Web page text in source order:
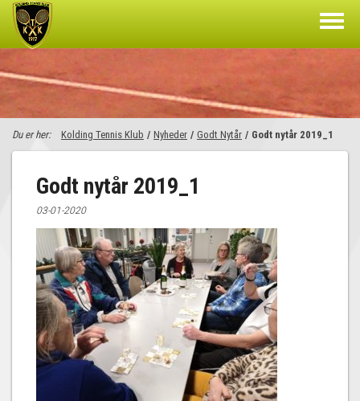
Du er her: Kolding Tennis Klub / Nyheder / Godt Nytår / Godt nytår 2019_1
Godt nytår 2019_1
03-01-2020